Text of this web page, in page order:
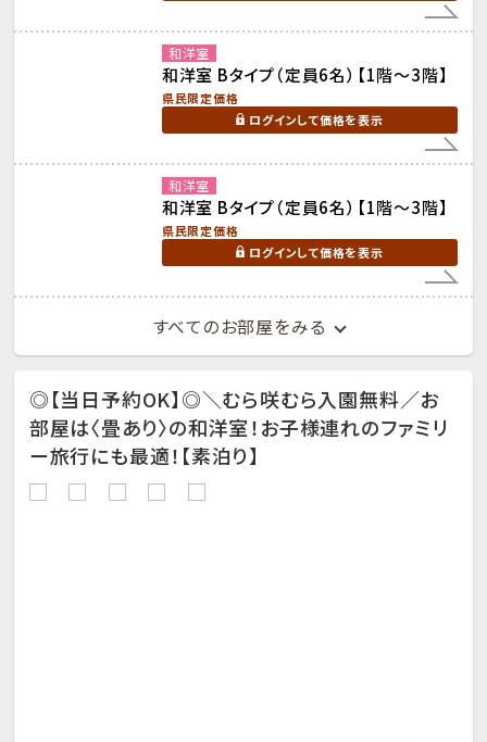
和洋室
和洋室 Bタイプ（定員6名）【1階～3階】
県民限定価格
ログインして価格を表示
和洋室
和洋室 Bタイプ（定員6名）【1階～3階】
県民限定価格
ログインして価格を表示
すべてのお部屋をみる
◎【当日予約OK】◎＼むら咲むら入園無料／お
部屋は〈畳あり〉の和洋室！お子様連れのファミリ
ー旅行にも最適！【素泊り】